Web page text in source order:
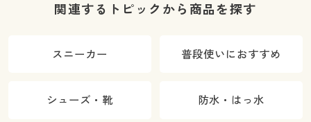
関連するトピックから商品を探す
スニーカー 普段使いにおすすめ
シューズ・靴 防水・はっ水